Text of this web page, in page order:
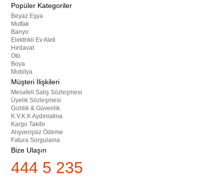
Popüler Kategoriler
Beyaz Eşya
Mutfak
Banyo
Elektrikli Ev Aleti
Hırdavat
Oto
Boya
Mobilya
Müşteri İlişkileri
Mesafeli Satış Sözleşmesi
Üyelik Sözleşmesi
Gizlilik & Güvenlik
K.V.K.K Aydınlatma
Kargo Takibi
Alışverişsiz Ödeme
Fatura Sorgulama
Bize Ulaşın
444 5 235